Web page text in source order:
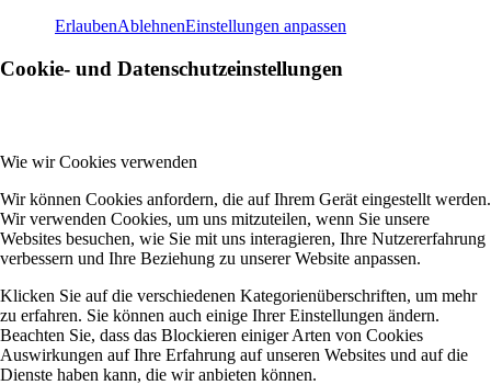
ErlaubenAblehnenEinstellungen anpassen
Cookie- und Datenschutzeinstellungen
Wie wir Cookies verwenden
Wir können Cookies anfordern, die auf Ihrem Gerät eingestellt werden.
Wir verwenden Cookies, um uns mitzuteilen, wenn Sie unsere
Websites besuchen, wie Sie mit uns interagieren, Ihre Nutzererfahrung
verbessern und Ihre Beziehung zu unserer Website anpassen.
Klicken Sie auf die verschiedenen Kategorienüberschriften, um mehr
zu erfahren. Sie können auch einige Ihrer Einstellungen ändern.
Beachten Sie, dass das Blockieren einiger Arten von Cookies
Auswirkungen auf Ihre Erfahrung auf unseren Websites und auf die
Dienste haben kann, die wir anbieten können.